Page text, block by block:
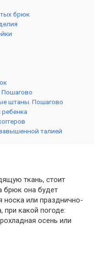
брюк
штаны. Пошагово
талией
ткань, стоит
брюк она будет
носка или празднично-
при какой погоде:
осень или